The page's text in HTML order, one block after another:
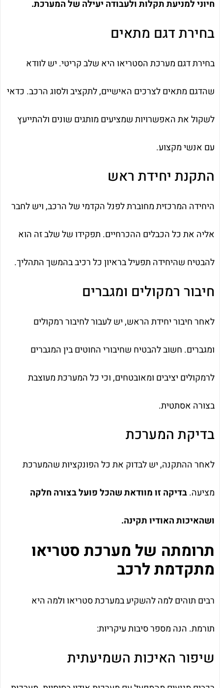
חיוני למניעת תקלות ולעבודה יעילה של המערכת.
בחירת דגם מתאים
בחירת דגם מערכת הסטריאו היא שלב קריטי. יש לוודא
שהדגם מתאים לצרכים האישיים, לתקציב ולסוג הרכב. כדאי
לשקול את האפשרויות שמציעים מותגים שונים ולהתייעץ
עם אנשי מקצוע.
התקנת יחידת ראש
היחידה המרכזית מחוברת לפנל הקדמי של הרכב, ויש לחבר
אליה את כל הכבלים ההכרחיים. תפקידו של שלב זה הוא
להבטיח שהיחידה תפעיל בראיון כל רכיב בהמשך התהליך.
חיבור רמקולים ומגברים
לאחר חיבור יחידת הראש, יש לעבור לחיבור רמקולים
ומגברים. חשוב להבטיח שחיבורי החוטים בין המגברים
לרמקולים יציבים ומאובטחים, וכי כל המערכת מעוצבת
בצורה אסתטית.
בדיקת המערכת
לאחר ההתקנה, יש לבדוק את כל הפונקציות שהמערכת
מציעה.בדיקה זו מוודאת שהכל פועל בצורה חלקה
ושהאיכות האודיו תקינה.
תרומתה של מערכת סטריאו
מתקדמת לרכב
רבים תוהים למה להשקיע במערכת סטריאו ולמה היא
תורמת. הנה מספר סיבות עיקריות:
שיפור האיכות השמיעתית